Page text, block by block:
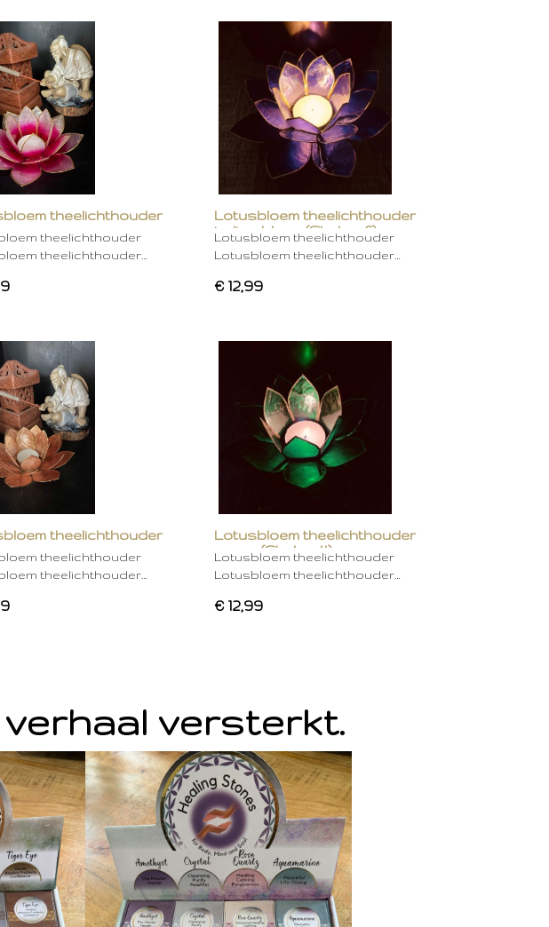
theelichthouder
theelichthouder
theelichthouder…
Lotusbloem theelichthouder
indigo blauw (Chakra 6)
Lotusbloem theelichthouder
Lotusbloem theelichthouder…
€ 12,99
theelichthouder
theelichthouder
theelichthouder…
Lotusbloem theelichthouder
groen (Chakra 4)
Lotusbloem theelichthouder
Lotusbloem theelichthouder…
€ 12,99
versterkt.